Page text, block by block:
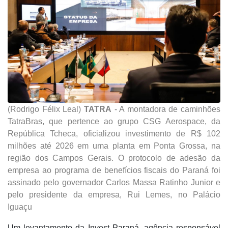
(Rodrigo Félix Leal) TATRA - A montadora de caminhões
TatraBras, que pertence ao grupo CSG Aerospace, da
República Tcheca, oficializou investimento de R$ 102
milhões até 2026 em uma planta em Ponta Grossa, na
região dos Campos Gerais. O protocolo de adesão da
empresa ao programa de benefícios fiscais do Paraná foi
assinado pelo governador Carlos Massa Ratinho Junior e
pelo presidente da empresa, Rui Lemes, no Palácio
Iguaçu